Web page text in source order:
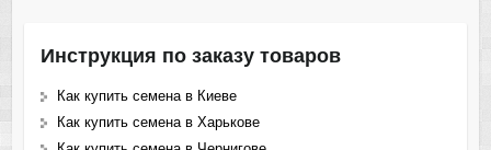
Инструкция по заказу товаров
Как купить семена в Киеве
Как купить семена в Харькове